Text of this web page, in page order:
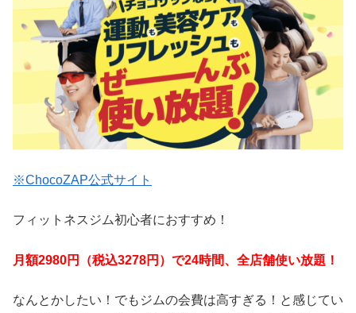
※ChocoZAP公式サイト
フィットネスジム初心者におすすめ！
月額2980円（税込3278円）で24時間、全店舗使い放題！
なんとかしたい！でもジムの会費は高すぎる！と感じてい